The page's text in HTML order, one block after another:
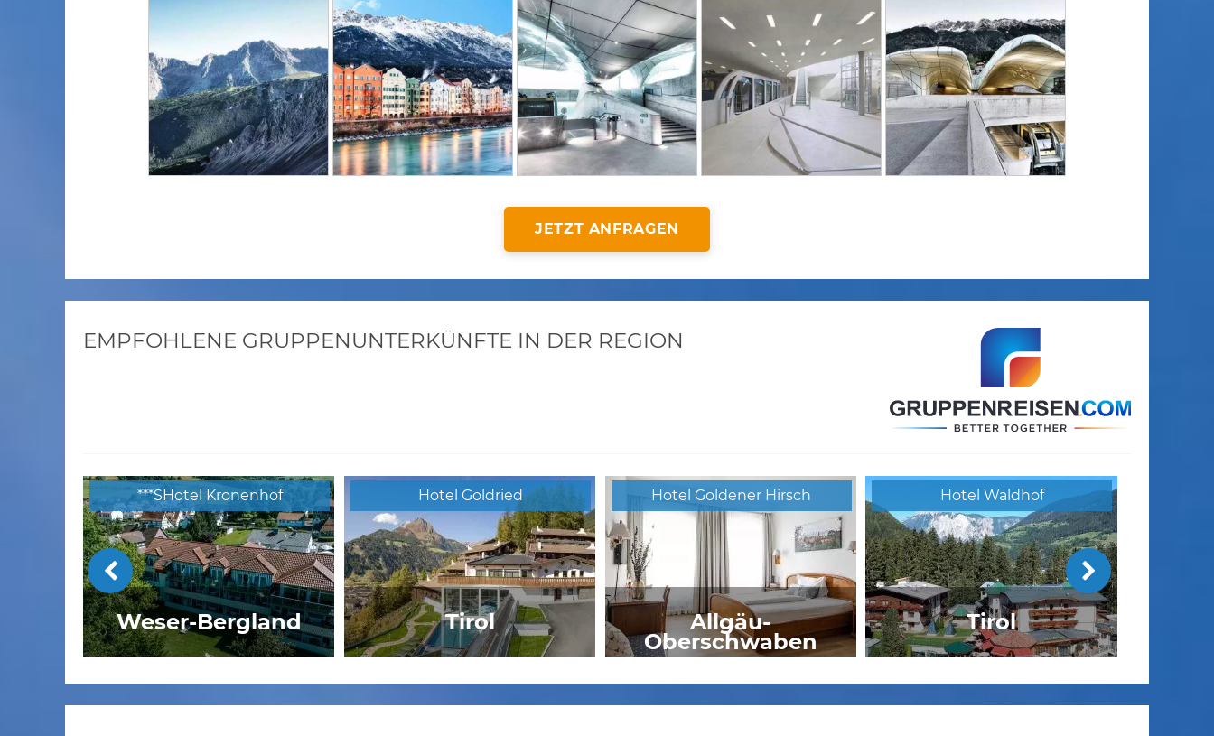
JETZT ANFRAGEN
EMPFOHLENE GRUPPENUNTERKÜNFTE IN DER REGION
***SHotel Kronenhof
Weser-Bergland
Hotel Goldried
Tirol
Hotel Goldener Hirsch
Allgäu-
Oberschwaben
Hotel Waldhof
Tirol